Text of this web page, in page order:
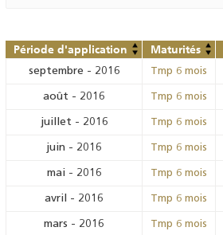
Période d'application Maturités
septembre - 2016 Tmp 6 mois
août - 2016 Tmp 6 mois
juillet - 2016 Tmp 6 mois
juin - 2016 Tmp 6 mois
mai - 2016 Tmp 6 mois
avril - 2016 Tmp 6 mois
mars - 2016 Tmp 6 mois